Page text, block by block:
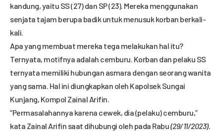
kandung, yaitu SS (27) dan SP (23). Mereka menggunakan
senjata tajam berupa badik untuk menusuk korban berkali-
kali.
Apa yang membuat mereka tega melakukan hal itu?
Ternyata, motifnya adalah cemburu. Korban dan pelaku SS
ternyata memiliki hubungan asmara dengan seorang wanita
yang sama. Hal ini diungkapkan oleh Kapolsek Sungai
Kunjang, Kompol Zainal Arifin.
“Permasalahannya karena cewek, dia (pelaku) cemburu,”
kata Zainal Arifin saat dihubungi oleh pada Rabu(29/11/2023).